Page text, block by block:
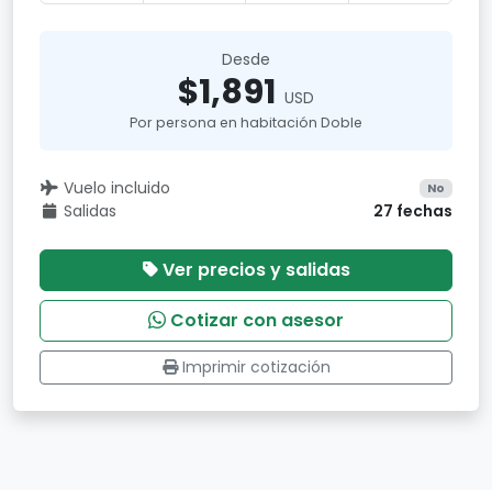
Desde
$1,891 USD
Por persona en habitación Doble
Vuelo incluido No
Salidas 27 fechas
Ver precios y salidas
Cotizar con asesor
Imprimir cotización